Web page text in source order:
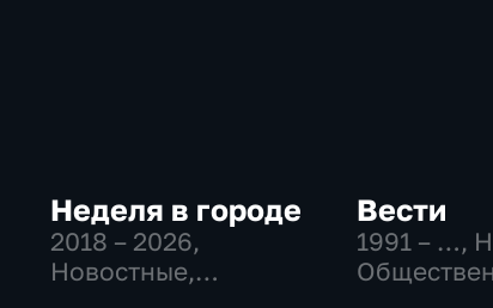
Неделя в городе
2018 – 2026,
Новостные,
Вести
1991 – …,